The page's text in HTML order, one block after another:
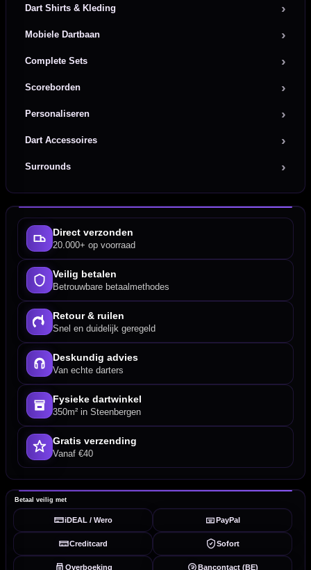
Dart Shirts & Kleding
Mobiele Dartbaan
Complete Sets
Scoreborden
Personaliseren
Dart Accessoires
Surrounds
Direct verzonden
20.000+ op voorraad
Veilig betalen
Betrouwbare betaalmethodes
Retour & ruilen
Snel en duidelijk geregeld
Deskundig advies
Van echte darters
Fysieke dartwinkel
350m² in Steenbergen
Gratis verzending
Vanaf €40
Betaal veilig met
iDEAL / Wero PayPal
Creditcard Sofort
Overboeking Bancontact (BE)